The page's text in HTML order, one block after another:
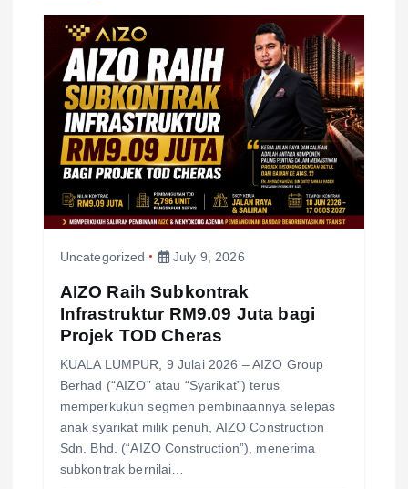
g
a
o
Uncategorized July 9, 2026
AIZO Raih Subkontrak
Infrastruktur RM9.09 Juta bagi
Projek TOD Cheras
KUALA LUMPUR, 9 Julai 2026 – AIZO Group
Berhad (“AIZO” atau “Syarikat”) terus
memperkukuh segmen pembinaannya selepas
anak syarikat milik penuh, AIZO Construction
Sdn. Bhd. (“AIZO Construction”), menerima
subkontrak bernilai…